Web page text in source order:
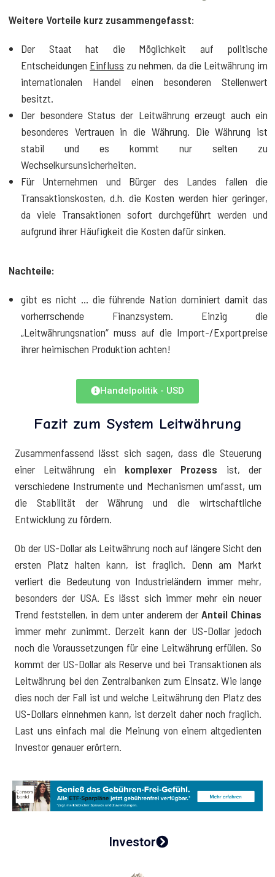
Weitere Vorteile kurz zusammengefasst:
Der Staat hat die Möglichkeit auf politische
Entscheidungen Einfluss zu nehmen, da die Leitwährung im
internationalen Handel einen besonderen Stellenwert
besitzt.
Der besondere Status der Leitwährung erzeugt auch ein
besonderes Vertrauen in die Währung. Die Währung ist
stabil und es kommt nur selten zu
Wechselkursunsicherheiten.
Für Unternehmen und Bürger des Landes fallen die
Transaktionskosten, d.h. die Kosten werden hier geringer,
da viele Transaktionen sofort durchgeführt werden und
aufgrund ihrer Häufigkeit die Kosten dafür sinken.
Nachteile:
gibt es nicht … die führende Nation dominiert damit das
vorherrschende Finanzsystem. Einzig die
„Leitwährungsnation“ muss auf die Import-/Exportpreise
ihrer heimischen Produktion achten!
Handelpolitik - USD
Fazit zum System Leitwährung
Zusammenfassend lässt sich sagen, dass die Steuerung
einer Leitwährung ein komplexer Prozess ist, der
verschiedene Instrumente und Mechanismen umfasst, um
die Stabilität der Währung und die wirtschaftliche
Entwicklung zu fördern.
Ob der US-Dollar als Leitwährung noch auf längere Sicht den
ersten Platz halten kann, ist fraglich. Denn am Markt
verliert die Bedeutung von Industrieländern immer mehr,
besonders der USA. Es lässt sich immer mehr ein neuer
Trend feststellen, in dem unter anderem der Anteil Chinas
immer mehr zunimmt. Derzeit kann der US-Dollar jedoch
noch die Voraussetzungen für eine Leitwährung erfüllen. So
kommt der US-Dollar als Reserve und bei Transaktionen als
Leitwährung bei den Zentralbanken zum Einsatz. Wie lange
dies noch der Fall ist und welche Leitwährung den Platz des
US-Dollars einnehmen kann, ist derzeit daher noch fraglich.
Last uns einfach mal die Meinung von einem altgedienten
Investor genauer erörtern.
Investor